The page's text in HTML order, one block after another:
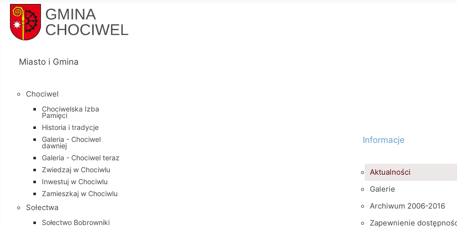
Miasto i Gmina
Chociwel
Chociwelska Izba
Pamięci
Historia i tradycje
Galeria - Chociwel
dawniej
Galeria - Chociwel teraz
Zwiedzaj w Chociwlu
Inwestuj w Chociwlu
Zamieszkaj w Chociwlu
Sołectwa
Sołectwo Bobrowniki
Informacje
Aktualności
Galerie
Archiwum 2006-2016
Zapewnienie